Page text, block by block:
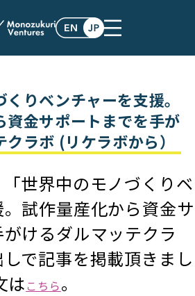
りベンチャーを支援。
資金サポートまでを手が
ラボ (リケラボから）
世界中のモノづくりベ
試作量産化から資金サ
けるダルマッテクラ
で記事を掲載頂きまし
は こちら。